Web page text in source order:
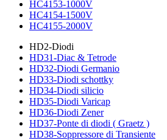
HC4153-1000V
HC4154-1500V
HC4155-2000V
HD2-Diodi
HD31-Diac & Tetrode
HD32-Diodi Germanio
HD33-Diodi schottky
HD34-Diodi silicio
HD35-Diodi Varicap
HD36-Diodi Zener
HD37-Ponte di diodi ( Graetz )
HD38-Soppressore di Transiente